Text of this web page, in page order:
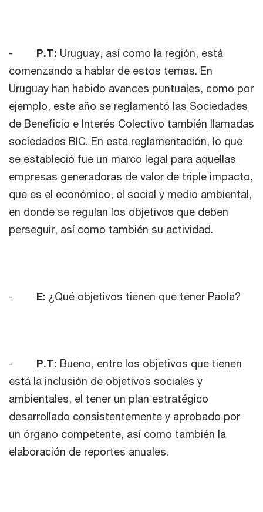
- P.T: Uruguay, así como la región, está
comenzando a hablar de estos temas. En
Uruguay han habido avances puntuales, como por
ejemplo, este año se reglamentó las Sociedades
de Beneficio e Interés Colectivo también llamadas
sociedades BIC. En esta reglamentación, lo que
se estableció fue un marco legal para aquellas
empresas generadoras de valor de triple impacto,
que es el económico, el social y medio ambiental,
en donde se regulan los objetivos que deben
perseguir, así como también su actividad.
- E: ¿Qué objetivos tienen que tener Paola?
- P.T: Bueno, entre los objetivos que tienen
está la inclusión de objetivos sociales y
ambientales, el tener un plan estratégico
desarrollado consistentemente y aprobado por
un órgano competente, así como también la
elaboración de reportes anuales.